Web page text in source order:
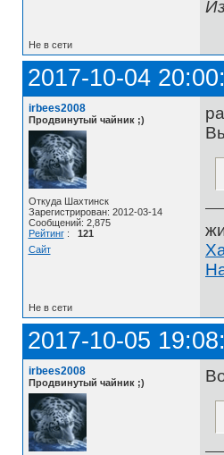
Не в сети
2017-10-04
irbees2008
Продвинутый чайник ;)
Откуда Шахтинск
Зарегистрирован: 2012-03-14
Сообщений: 2,875
Рейтинг: 121
Сайт
Не в сети
2017-10-05
irbees2008
Продвинутый чайник ;)